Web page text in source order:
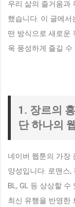
우리 삶의 즐거움과
했습니다. 이 글에
떤 방식으로 새로운
욱 풍성하게 즐길 수
1. 장르의
단 하나의
네이버 웹툰의 가장
양성입니다. 로맨스,
BL, GL 등 상상할
최신 유행을 반영한